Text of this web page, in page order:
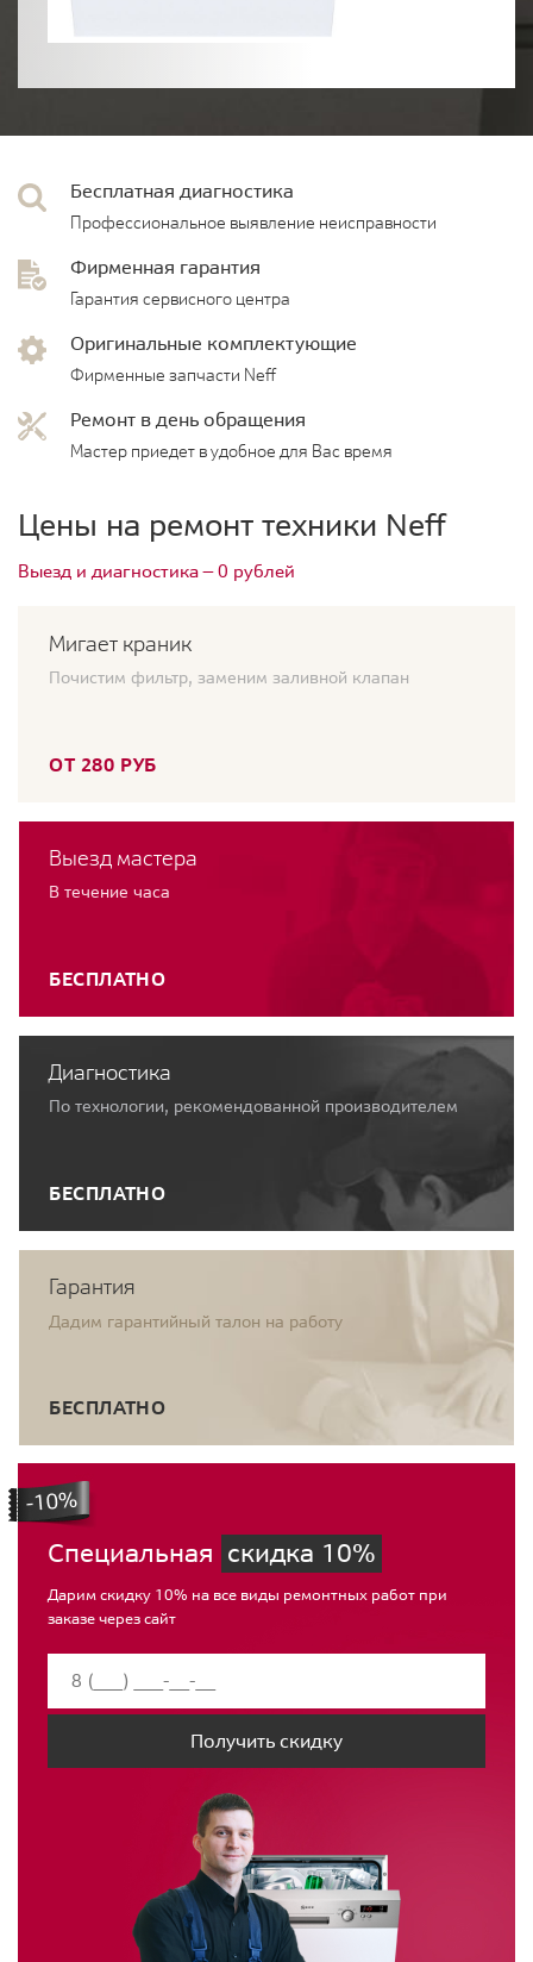
Бесплатная диагностика
Профессиональное выявление неисправности
Фирменная гарантия
Гарантия сервисного центра
Оригинальные комплектующие
Фирменные запчасти Neff
Ремонт в день обращения
Мастер приедет в удобное для Вас время
Цены на ремонт техники Neff
Выезд и диагностика — 0 рублей
Мигает краник
Почистим фильтр, заменим заливной клапан
ОТ 280 РУБ
Выезд мастера
В течение часа
БЕСПЛАТНО
Диагностика
По технологии, рекомендованной производителем
БЕСПЛАТНО
Гарантия
Дадим гарантийный талон на работу
БЕСПЛАТНО
Специальная скидка 10%
Дарим скидку 10% на все виды ремонтных работ при
заказе через сайт
Получить скидку